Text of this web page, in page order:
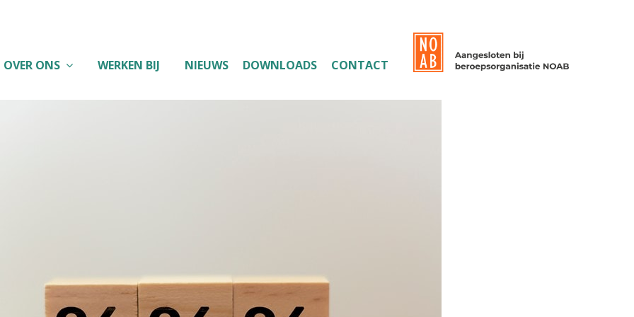
OVER ONS WERKEN BIJ NIEUWS DOWNLOADS CONTACT